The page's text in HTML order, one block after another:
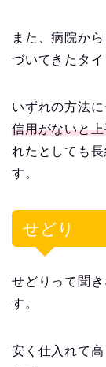
また、病院か
づいてきたタ
いずれの方法に
信用がないと
れたとしても
す。
せどり
せどりって聞
す。
安く仕入れて